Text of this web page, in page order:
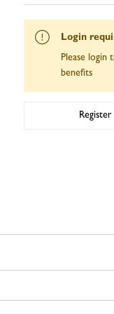
Login
Please login
benefits